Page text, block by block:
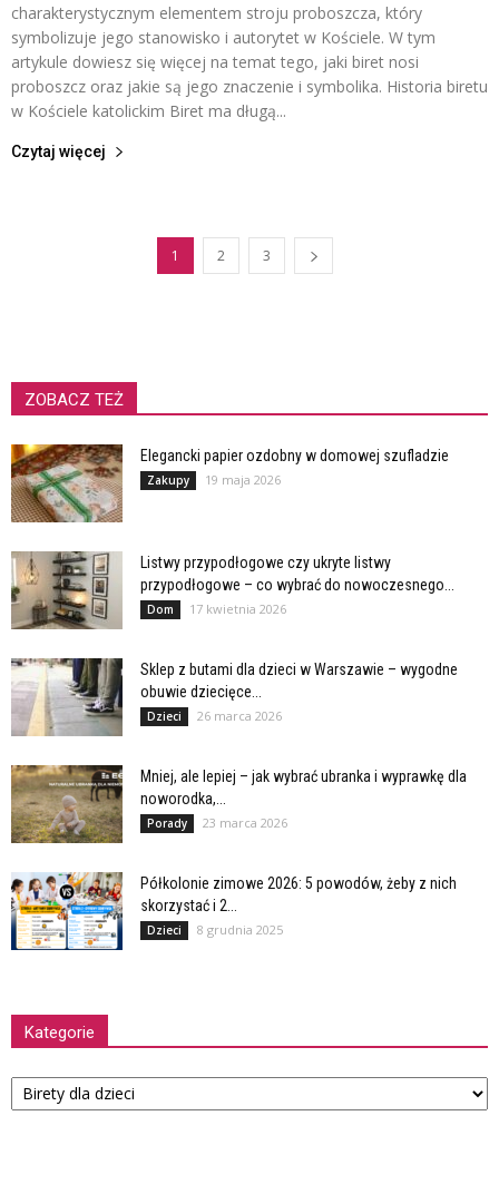
charakterystycznym elementem stroju proboszcza, który
symbolizuje jego stanowisko i autorytet w Kościele. W tym
artykule dowiesz się więcej na temat tego, jaki biret nosi
proboszcz oraz jakie są jego znaczenie i symbolika. Historia biretu
w Kościele katolickim Biret ma długą...
Czytaj więcej
1 2 3
ZOBACZ TEŻ
Elegancki papier ozdobny w domowej szufladzie
Zakupy 19 maja 2026
Listwy przypodłogowe czy ukryte listwy
przypodłogowe – co wybrać do nowoczesnego...
Dom 17 kwietnia 2026
Sklep z butami dla dzieci w Warszawie – wygodne
obuwie dziecięce...
Dzieci 26 marca 2026
Mniej, ale lepiej – jak wybrać ubranka i wyprawkę dla
noworodka,...
Porady 23 marca 2026
Półkolonie zimowe 2026: 5 powodów, żeby z nich
skorzystać i 2...
Dzieci 8 grudnia 2025
Kategorie
Kategorie